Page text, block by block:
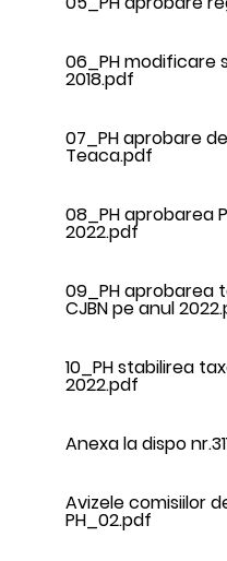
06_PH modificare
2018.pdf
07_PH aprobare
Teaca.pdf
08_PH aprobarea
2022.pdf
09_PH aprobarea
CJBN pe anul
10_PH stabilirea
2022.pdf
Anexa la dispo
Avizele comisiilor
PH_02.pdf